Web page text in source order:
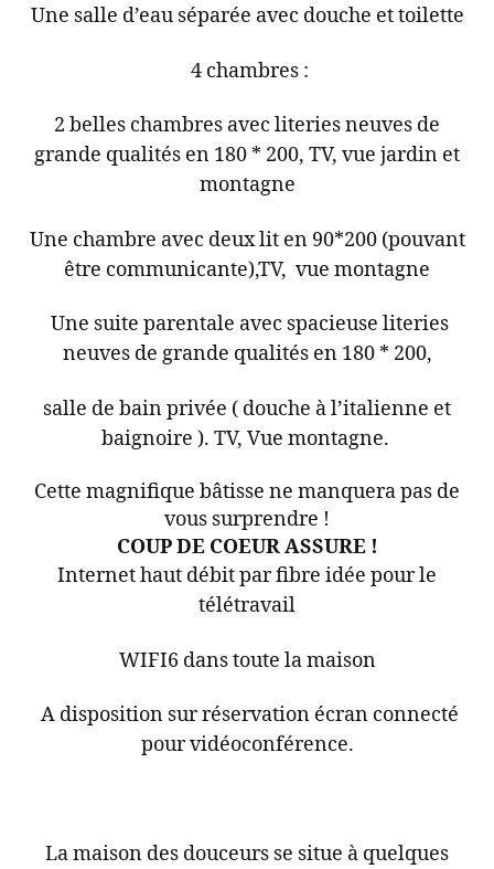
Une salle d’eau séparée avec douche et toilette
4 chambres :
2 belles chambres avec literies neuves de
grande qualités en 180 * 200, TV, vue jardin et
montagne
Une chambre avec deux lit en 90*200 (pouvant
être communicante),TV, vue montagne
Une suite parentale avec spacieuse literies
neuves de grande qualités en 180 * 200,
salle de bain privée ( douche à l’italienne et
baignoire ). TV, Vue montagne.
Cette magnifique bâtisse ne manquera pas de
vous surprendre !
COUP DE COEUR ASSURE !
Internet haut débit par fibre idée pour le
télétravail
WIFI6 dans toute la maison
A disposition sur réservation écran connecté
pour vidéoconférence.
La maison des douceurs se situe à quelques